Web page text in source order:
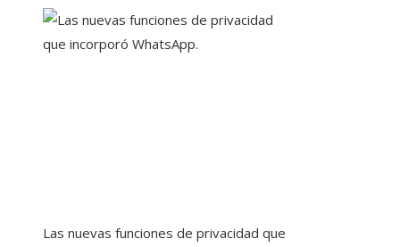
Las nuevas funciones de privacidad que